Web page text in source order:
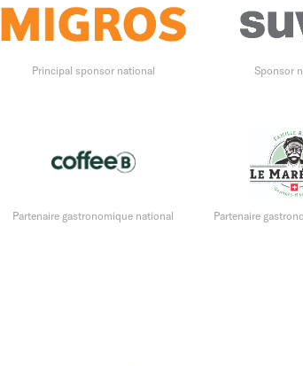
Principal sponsor national Sponsor
Partenaire gastronomique national Partenaire